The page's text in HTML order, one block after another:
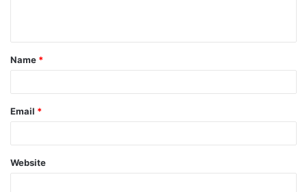
t
*
Name *
Email *
Website